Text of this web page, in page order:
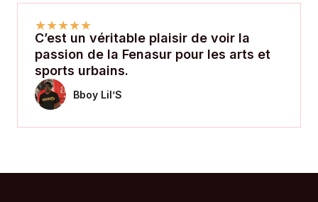
★★★★★
C’est un véritable plaisir de voir la
passion de la Fenasur pour les arts et
sports urbains.
Bboy Lil’S